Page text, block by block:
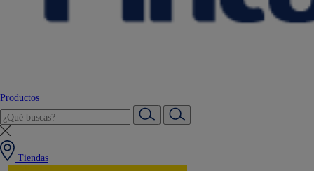
Productos
Tiendas